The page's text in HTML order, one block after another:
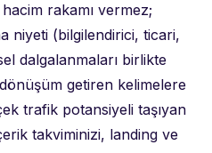
rakamı vermez;
niyeti (bilgilendirici, ticari,
dalgalanmaları birlikte
getiren kelimelere
trafik potansiyeli taşıyan
takviminizi, landing ve